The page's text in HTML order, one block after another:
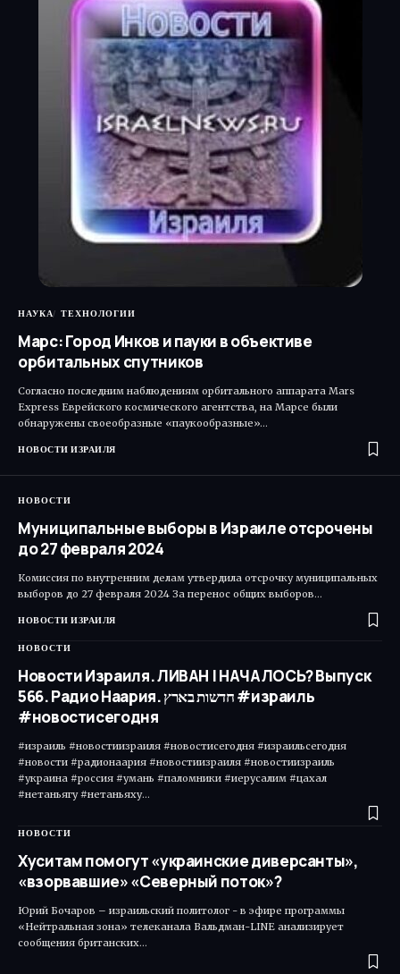
НАУКА ТЕХНОЛОГИИ
Марс: Город Инков и пауки в объективе
орбитальных спутников
Согласно последним наблюдениям орбитального аппарата Mars
Express Еврейского космического агентства, на Марсе были
обнаружены своеобразные «паукообразные»…
НОВОСТИ ИЗРАИЛЯ
НОВОСТИ
Муниципальные выборы в Израиле отсрочены
до 27 февраля 2024
Комиссия по внутренним делам утвердила отсрочку муниципальных
выборов до 27 февраля 2024 За перенос общих выборов…
НОВОСТИ ИЗРАИЛЯ
НОВОСТИ
Новости Израиля. ЛИВАН | НАЧАЛОСЬ? Выпуск
566. Радио Наария. חדשות בארץ #израиль
#новостисегодня
#израиль #новостиизраиля #новостисегодня #израильсегодня
#новости #радионаария #новостиизраиля #новостиизраиль
#украина #россия #умань #паломники #иерусалим #цахал
#нетаньягу #нетаньяху…
НОВОСТИ
Хуситам помогут «украинские диверсанты»,
«взорвавшие» «Северный поток»?
Юрий Бочаров – израильский политолог - в эфире программы
«Нейтральная зона» телеканала Вальдман-LINE анализирует
сообщения британских…